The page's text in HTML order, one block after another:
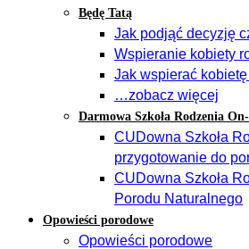
Będę Tatą
Jak podjąć decyzję
Wspieranie kobiety
Jak wspierać
…zobacz więcej
Darmowa Szkoła Rodzenia
CUDowna Szkoła
przygotowanie do
CUDowna Szkoła
Porodu Naturalnego
Opowieści porodowe
Opowieści porodowe